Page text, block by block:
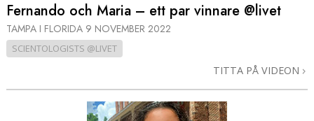
Fernando och Maria – ett par vinnare @livet
TAMPA I FLORIDA 9 NOVEMBER 2022
SCIENTOLOGISTS @LIVET
TITTA PÅ VIDEON